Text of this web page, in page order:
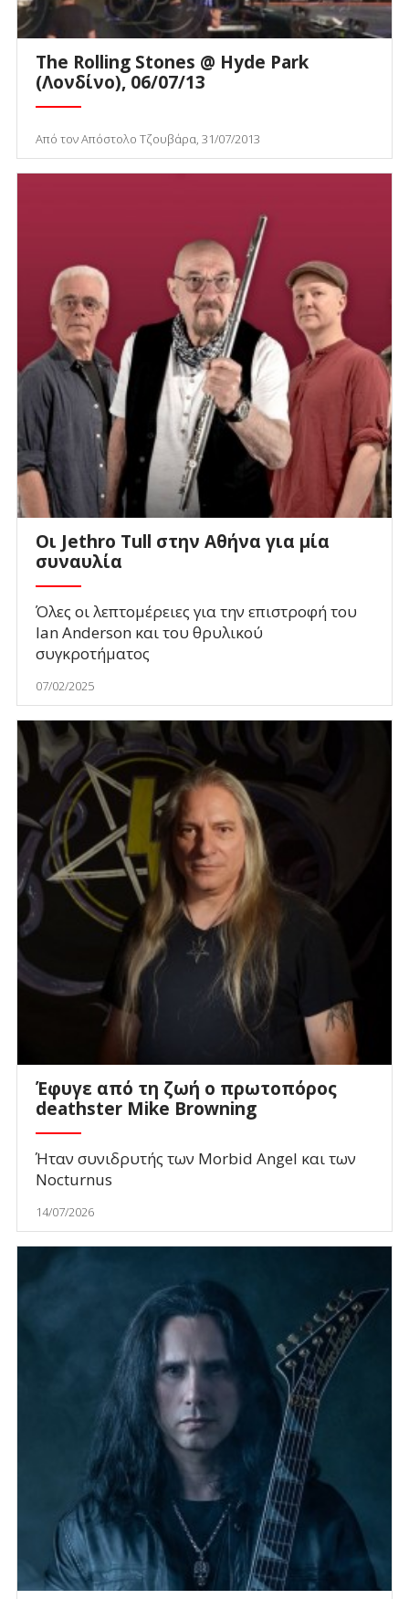
The Rolling Stones @ Hyde Park
(Λονδίνο), 06/07/13
Από τον Απόστολο Τζουβάρα, 31/07/2013
Οι Jethro Tull στην Αθήνα για μία
συναυλία
Όλες οι λεπτομέρειες για την επιστροφή του
Ian Anderson και του θρυλικού
συγκροτήματος
07/02/2025
Έφυγε από τη ζωή ο πρωτοπόρος
deathster Mike Browning
Ήταν συνιδρυτής των Morbid Angel και των
Nocturnus
14/07/2026